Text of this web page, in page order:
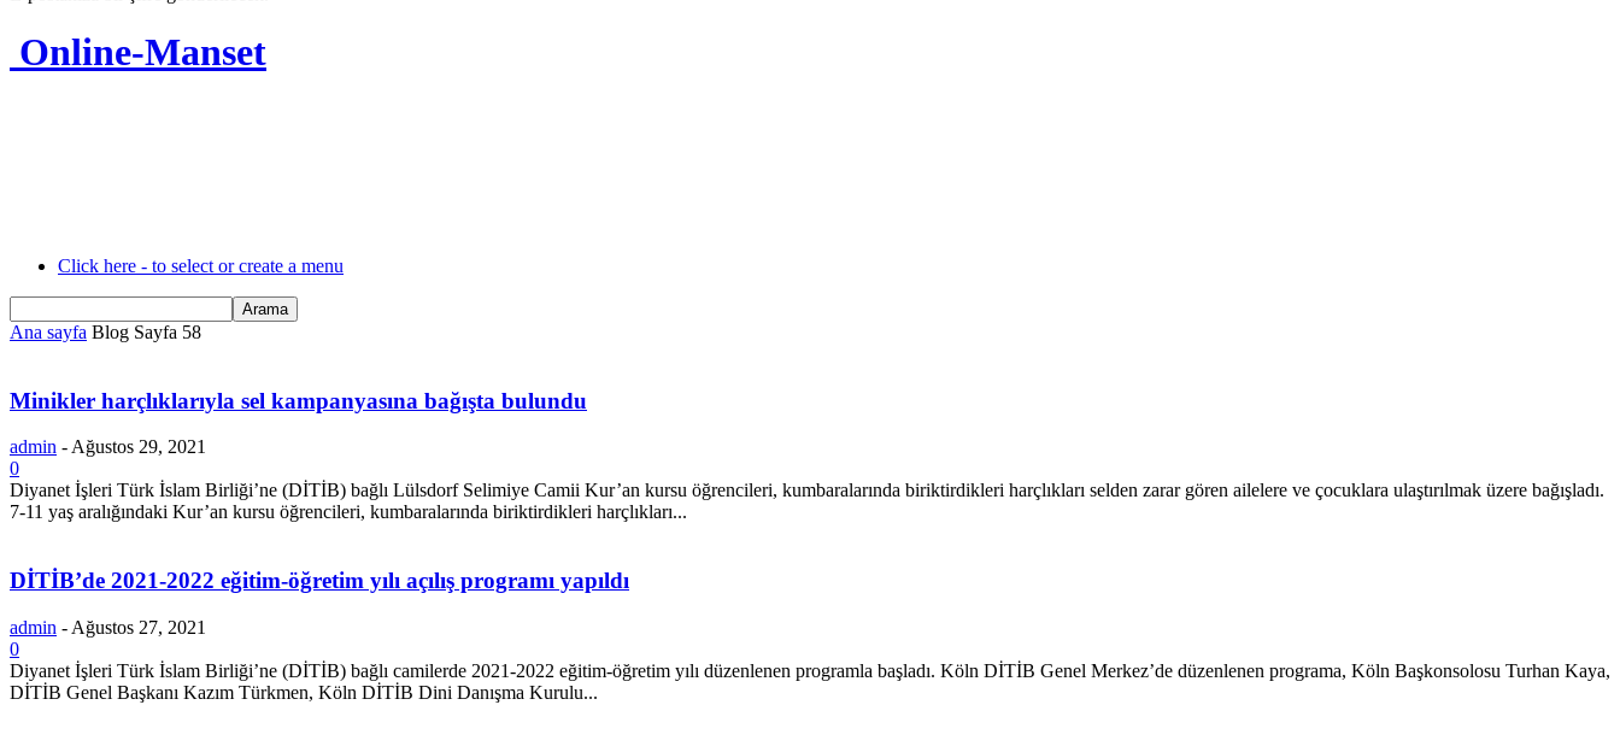
Online-Manset
Click here - to select or create a menu
Ana sayfa Blog Sayfa 58
Minikler harçlıklarıyla sel kampanyasına bağışta bulundu
admin - Ağustos 29, 2021
0
Diyanet İşleri Türk İslam Birliği’ne (DİTİB) bağlı Lülsdorf Selimiye Camii Kur’an kursu öğrencileri, kumbaralarında biriktirdikleri harçlıkları selden zarar gören ailelere ve çocuklara ulaştırılmak üzere bağışladı.
7-11 yaş aralığındaki Kur’an kursu öğrencileri, kumbaralarında biriktirdikleri harçlıkları...
DİTİB’de 2021-2022 eğitim-öğretim yılı açılış programı yapıldı
admin - Ağustos 27, 2021
0
Diyanet İşleri Türk İslam Birliği’ne (DİTİB) bağlı camilerde 2021-2022 eğitim-öğretim yılı düzenlenen programla başladı. Köln DİTİB Genel Merkez’de düzenlenen programa, Köln Başkonsolosu Turhan Kaya,
DİTİB Genel Başkanı Kazım Türkmen, Köln DİTİB Dini Danışma Kurulu...